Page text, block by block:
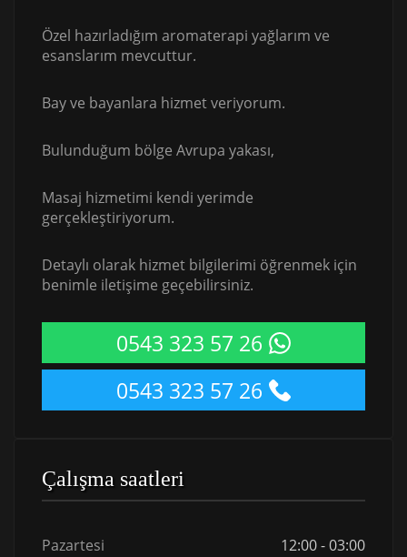
Özel hazırladığım aromaterapi yağlarım ve
esanslarım mevcuttur.
Bay ve bayanlara hizmet veriyorum.
Bulunduğum bölge Avrupa yakası,
Masaj hizmetimi kendi yerimde
gerçekleştiriyorum.
Detaylı olarak hizmet bilgilerimi öğrenmek için
benimle iletişime geçebilirsiniz.
0543 323 57 26
0543 323 57 26
Çalışma saatleri
Pazartesi
12:00 - 03:00